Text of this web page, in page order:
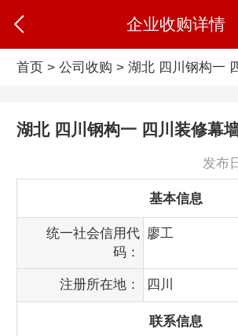
企业收购详情
首页> 公司收购 > 湖北 四川钢构一 四川装修幕墙
湖北 四川钢构一 四川装修幕
发布
基本信息
统一社会信用代
码：
廖工
注册所在地： 四川
联系信息